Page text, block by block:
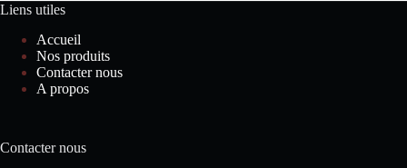
Liens utiles
Accueil
Nos produits
Contacter nous
A propos
Contacter nous